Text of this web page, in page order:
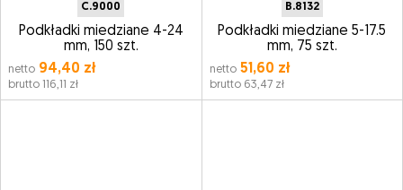
C.9000
Podkładki miedziane 4-24
mm, 150 szt.
netto 94,40 zł
brutto 116,11 zł
B.8132
Podkładki miedziane 5-17.5
mm, 75 szt.
netto51,60 zł
brutto 63,47 zł